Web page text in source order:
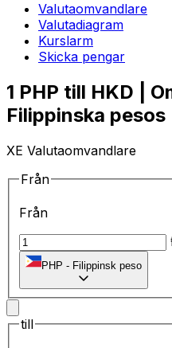
Valutaomvandlare
Valutadiagram
Kurslarm
Skicka pengar
1 PHP till HKD |
Filippinska pesos
XE Valutaomvandlare
Från
Från
PHP - Filippinsk peso
till